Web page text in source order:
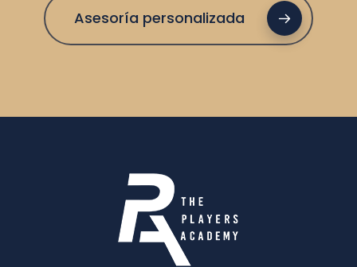
Asesoría personalizada